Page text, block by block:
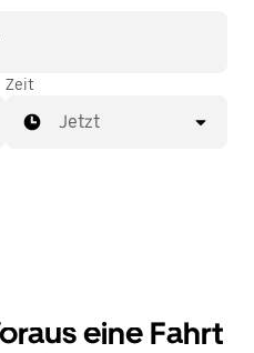
Zeit
Jetzt
eine Fahrt